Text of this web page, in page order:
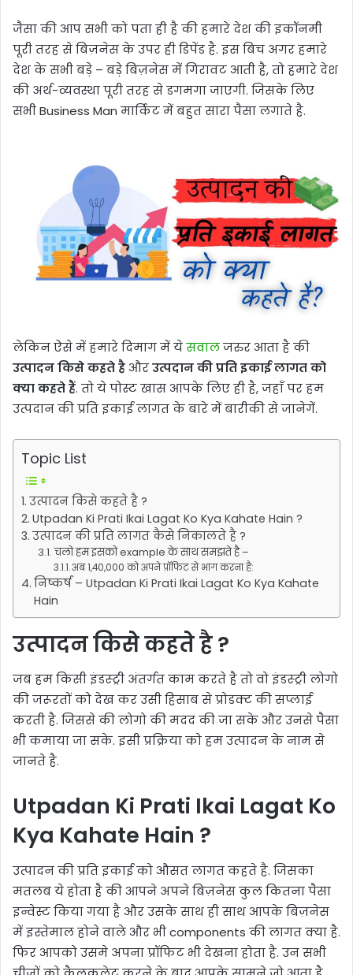
जैसा की आप सभी को पता ही है की हमारे देश की इकॉनमी
पूरी तरह से बिज़नेस के उपर ही डिपेंड है. इस बिच अगर हमारे
देश के सभी बड़े – बड़े बिज़नेस में गिरावट आती है, तो हमारे देश
की अर्थ-व्यवस्था पूरी तरह से डगमगा जाएगी. जिसके लिए
सभी Business Man मार्किट में बहुत सारा पैसा लगाते है.
लेकिन ऐसे में हमारे दिमाग में येसवालजरुर आता है की
उत्पादन किसे कहते हैऔरउत्पदान की प्रति इकाई लागत को
क्या कहते हैं. तो ये पोस्ट खास आपके लिए ही है, जहाँ पर हम
उत्पदान की प्रति इकाई लागतके बारे में बारीकी से जानेगें.
Topic List
उत्पादन किसे कहते है ?
Utpadan Ki Prati Ikai Lagat Ko Kya Kahate Hain ?
उत्पादन की प्रति लागत कैसे निकालते है ?
चलो हम इसको example के साथ समझते है –
अब 1,40,000 को अपने प्रॉफिट से भाग करना है:
निष्कर्ष – Utpadan Ki Prati Ikai Lagat Ko Kya Kahate
Hain
उत्पादन किसे कहते है ?
जब हम किसी इंडस्ट्री अंतर्गत काम करते है तो वो इंडस्ट्री लोगो
की जरूरतों को देख कर उसी हिसाब से प्रोडक्ट की सप्लाई
करती है. जिससे की लोगो की मदद की जा सके और उनसे पैसा
भी कमाया जा सके. इसी प्रक्रिया को हम उत्पादन के नाम से
जानते है.
Utpadan Ki Prati Ikai Lagat Ko
Kya Kahate Hain ?
उत्पादन की प्रति इकाई को औसत लागत कहते है. जिसका
मतलब ये होता है की आपने अपने बिज़नेस कुल कितना पैसा
इन्वेस्ट किया गया है और उसके साथ ही साथ आपके बिज़नेस
में इस्तेमाल होने वाले और भी components की लागत क्या है.
फिर आपको उसमे अपना प्रॉफिट भी देखना होता है. उन सभी